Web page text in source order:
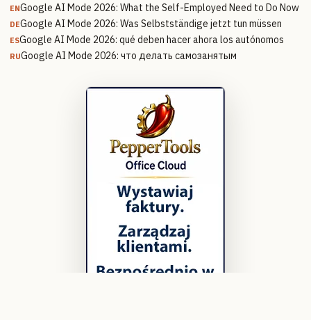
ENGoogle AI Mode 2026: What the Self-Employed Need to Do Now
DEGoogle AI Mode 2026: Was Selbstständige jetzt tun müssen
ESGoogle AI Mode 2026: qué deben hacer ahora los autónomos
RUGoogle AI Mode 2026: что делать самозанятым